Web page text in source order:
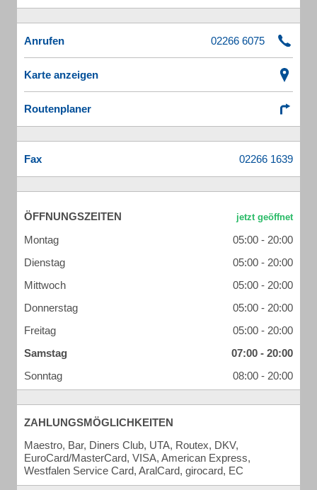
Anrufen
Karte anzeigen
Routenplaner
Fax
ÖFFNUNGSZEITEN
Montag
05:00 - 20:00
Dienstag
05:00 - 20:00
Mittwoch
05:00 - 20:00
Donnerstag
05:00 - 20:00
Freitag
05:00 - 20:00
Samstag
07:00 - 20:00
Sonntag
08:00 - 20:00
ZAHLUNGSMÖGLICHKEITEN
Maestro, Bar, Diners Club, UTA, Routex, DKV,
EuroCard/MasterCard, VISA, American Express,
Westfalen Service Card, AralCard, girocard, EC